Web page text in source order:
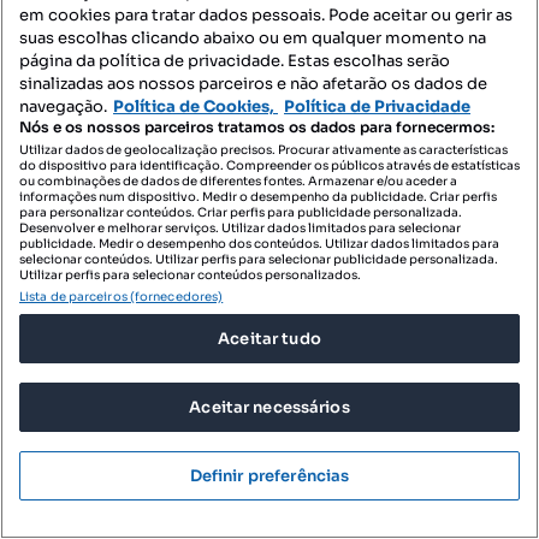
Vende Moradia T2 - Ericeira 15 km, A Casa das
Casas
em cookies para tratar dados pessoais. Pode aceitar ou gerir as
suas escolhas clicando abaixo ou em qualquer momento na
página da política de privacidade. Estas escolhas serão
sinalizadas aos nossos parceiros e não afetarão os dados de
navegação. Política de Cookies, Política de Privacidade
Nós e os nossos parceiros tratamos os dados para fornecermos:
Utilizar dados de geolocalização precisos. Procurar ativamente as características
do dispositivo para identificação. Compreender os públicos através de estatísticas
ou combinações de dados de diferentes fontes. Armazenar e/ou aceder a
informações num dispositivo. Medir o desempenho da publicidade. Criar perfis
para personalizar conteúdos. Criar perfis para publicidade personalizada.
Desenvolver e melhorar serviços. Utilizar dados limitados para selecionar
publicidade. Medir o desempenho dos conteúdos. Utilizar dados limitados para
selecionar conteúdos. Utilizar perfis para selecionar publicidade personalizada.
Utilizar perfis para selecionar conteúdos personalizados.
Lista de parceiros (fornecedores)
Aceitar tudo
Aceitar necessários
Definir preferências